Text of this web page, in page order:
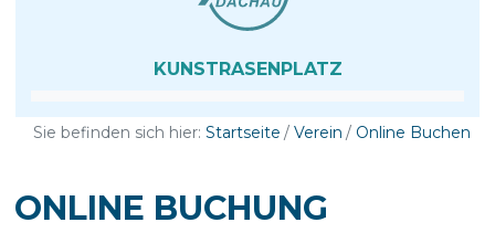
KUNST­RASEN­PLATZ
Sie befinden sich hier:Startseite Verein Online Buchen
ONLINE BUCHUNG